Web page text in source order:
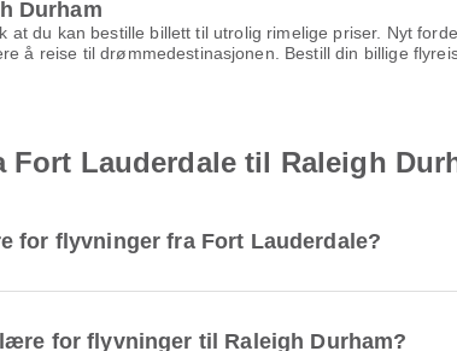
Durham
at du kan bestille billett til utrolig rimelige priser. Nyt
å reise til drømmedestinasjonen. Bestill din billige
Lauderdale til Raleigh
for flyvninger fra Fort Lauderdale?
for flyvninger til Raleigh Durham?